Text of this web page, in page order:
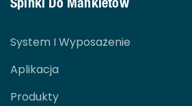
System I Wyposażenie
Aplikacja
Produkty